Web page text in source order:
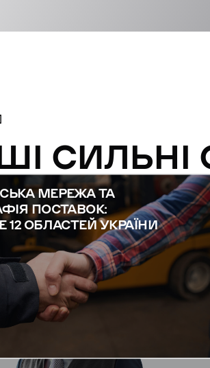
СИЛЬНІ
МЕРЕЖА ТА
ПОСТАВОК:
12 ОБЛАСТЕЙ УКРАЇНИ